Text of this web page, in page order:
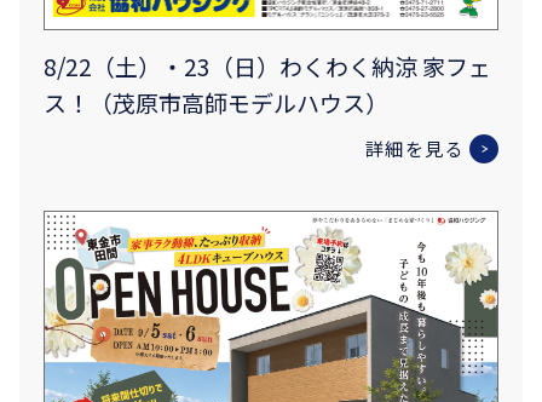
8/22（土）・23（日）わくわく納涼 家フェ
ス！（茂原市高師モデルハウス）
詳細を見る